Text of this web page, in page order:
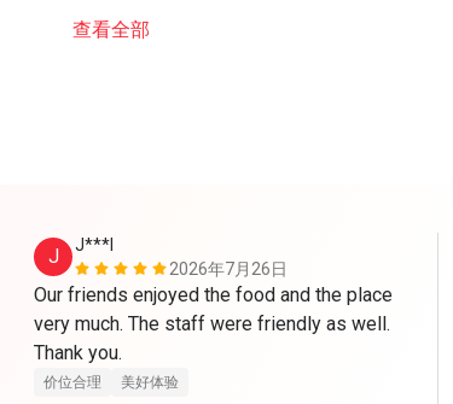
查看全部
J
J***l
2026年7月26日
Our friends enjoyed the food and the place
very much. The staff were friendly as well.
价位合理 美好体验